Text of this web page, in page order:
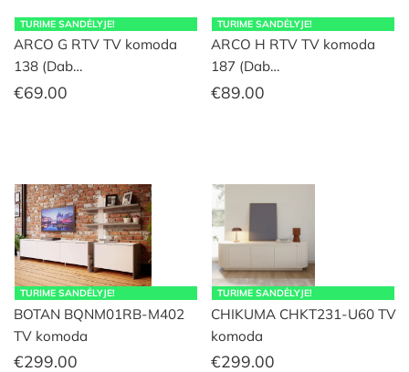
TURIME SANDĖLYJE!
ARCO G RTV TV komoda
138 (Dab…
€69.00
TURIME SANDĖLYJE!
ARCO H RTV TV komoda
187 (Dab…
€89.00
TURIME SANDĖLYJE!
BOTAN BQNM01RB-M402
TV komoda
€299.00
TURIME SANDĖLYJE!
CHIKUMA CHKT231-U60 TV
komoda
€299.00